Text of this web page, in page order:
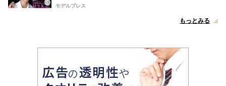
モデルプレス
もっとみる